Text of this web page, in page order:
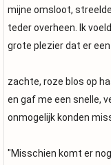
mijne omsloot,
teder overheen. Ik
grote plezier dat er een
zachte, roze blos op
en gaf me een snelle,
onmogelijk konden
"Misschien komt er